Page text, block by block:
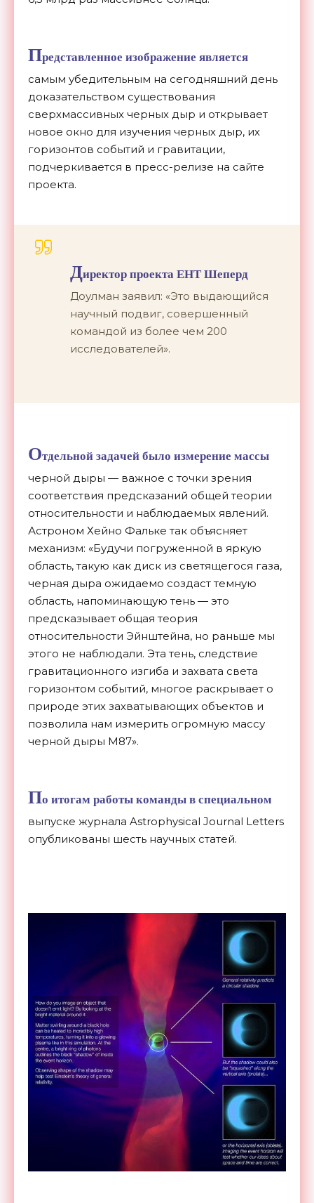
Представленное изображение является
самым убедительным на сегодняшний день
доказательством существования
сверхмассивных черных дыр и открывает
новое окно для изучения черных дыр, их
горизонтов событий и гравитации,
подчеркивается в пресс-релизе на сайте
проекта.
Директор проекта ЕНТ Шеперд
Доулман заявил: «Это выдающийся
научный подвиг, совершенный
командой из более чем 200
исследователей».
Отдельной задачей было измерение массы
черной дыры — важное с точки зрения
соответствия предсказаний общей теории
относительности и наблюдаемых явлений.
Астроном Хейно Фальке так объясняет
механизм: «Будучи погруженной в яркую
область, такую ​как диск из светящегося газа,
черная дыра ожидаемо создаст темную
область, напоминающую тень — это
предсказывает общая теория
относительности Эйнштейна, но раньше мы
этого не наблюдали. Эта тень, следствие
гравитационного изгиба и захвата света
горизонтом событий, многое раскрывает о
природе этих захватывающих объектов и
позволила нам измерить огромную массу
черной дыры M87».
По итогам работы команды в специальном
выпуске журнала Astrophysical Journal Letters
опубликованы шесть научных статей.